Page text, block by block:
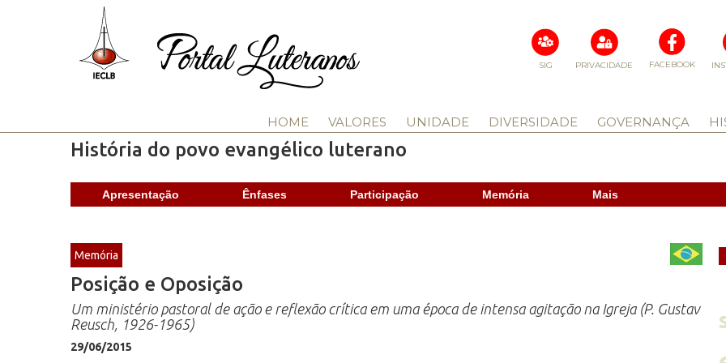
FACEBOOK
PRIVACIDADE
SIG
HOME VALORES UNIDADE DIVERSIDADE GOVERNANÇA
História do povo evangélico luterano
Apresentação Ênfases Participação Memória Mais
Memória
Posição e Oposição
Um ministério pastoral de ação e reflexão crítica em uma época de intensa agitação na Igreja (P. Gustav
Reusch, 1926-1965)
29/06/2015